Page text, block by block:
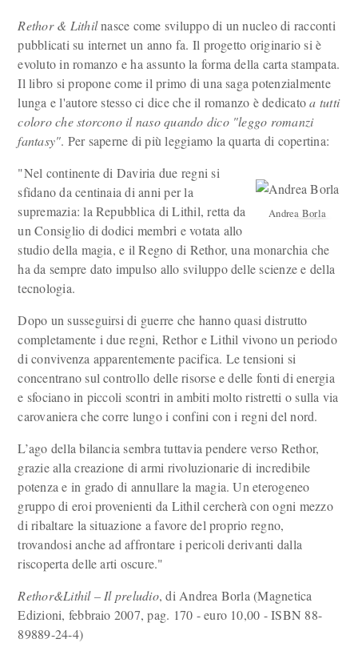
Rethor & Lithilnasce come sviluppo di un nucleo di racconti
pubblicati su internet un anno fa. Il progetto originario si è
evoluto in romanzo e ha assunto la forma della carta stampata.
Il libro si propone come il primo di una saga potenzialmente
lunga e l'autore stesso ci dice che il romanzo è dedicatoa tutti
coloro che storcono il naso quando dico "leggo romanzi
fantasy". Per saperne di più leggiamo la quarta di copertina:
Andrea Borla
"Nel continente di Daviria due regni si
sfidano da centinaia di anni per la
supremazia: la Repubblica di Lithil, retta da
un Consiglio di dodici membri e votata allo
studio della magia, e il Regno di Rethor, una monarchia che
ha da sempre dato impulso allo sviluppo delle scienze e della
tecnologia.
Dopo un susseguirsi di guerre che hanno quasi distrutto
completamente i due regni, Rethor e Lithil vivono un periodo
di convivenza apparentemente pacifica. Le tensioni si
concentrano sul controllo delle risorse e delle fonti di energia
e sfociano in piccoli scontri in ambiti molto ristretti o sulla via
carovaniera che corre lungo i confini con i regni del nord.
L’ago della bilancia sembra tuttavia pendere verso Rethor,
grazie alla creazione di armi rivoluzionarie di incredibile
potenza e in grado di annullare la magia. Un eterogeneo
gruppo di eroi provenienti da Lithil cercherà con ogni mezzo
di ribaltare la situazione a favore del proprio regno,
trovandosi anche ad affrontare i pericoli derivanti dalla
riscoperta delle arti oscure."
Rethor&Lithil – Il preludio, di Andrea Borla (Magnetica
Edizioni, febbraio 2007, pag. 170 - euro 10,00 - ISBN 88-
89889-24-4)